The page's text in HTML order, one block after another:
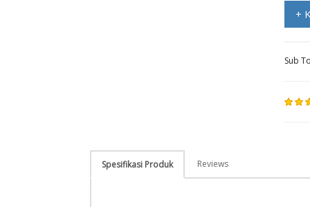
+
Sub
Spesifikasi Produk Reviews